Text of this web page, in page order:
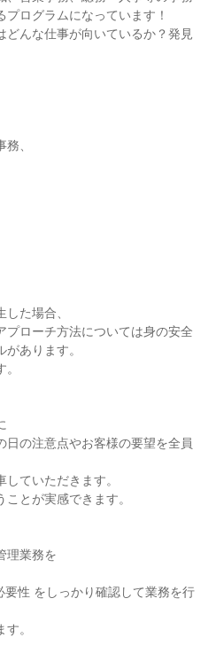
ログラムになっています！
んな仕事が向いているか？発見
、
た場合、
プローチ方法については身の安全
あります。
の注意点やお客様の要望を全員
ていただきます。
とが実感できます。
理業務を
性 をしっかり確認して業務を行
。